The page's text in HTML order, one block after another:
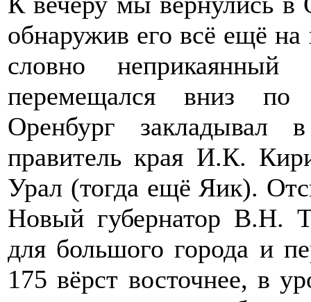
обнаружив его всё ещё
словно
перемещался вниз по
Оренбург закладывал
правитель края И.К.
Урал (тогда ещё Яик).
Новый губернатор В.Н.
для большого города и
175 вёрст восточнее, в